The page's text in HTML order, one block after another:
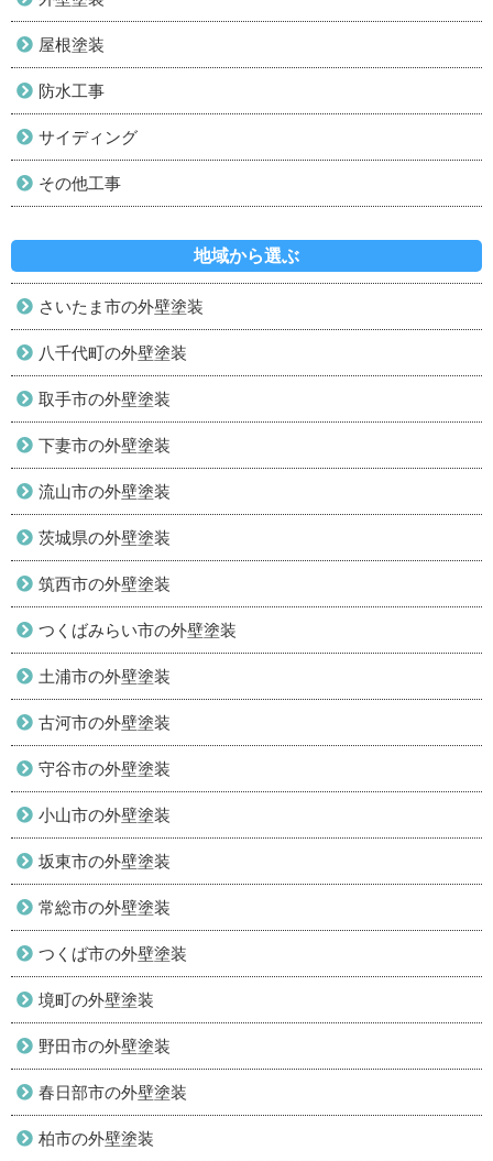
屋根塗装
防水工事
サイディング
その他工事
地域から選ぶ
さいたま市の外壁塗装
八千代町の外壁塗装
取手市の外壁塗装
下妻市の外壁塗装
流山市の外壁塗装
茨城県の外壁塗装
筑西市の外壁塗装
つくばみらい市の外壁塗装
土浦市の外壁塗装
古河市の外壁塗装
守谷市の外壁塗装
小山市の外壁塗装
坂東市の外壁塗装
常総市の外壁塗装
つくば市の外壁塗装
境町の外壁塗装
野田市の外壁塗装
春日部市の外壁塗装
柏市の外壁塗装